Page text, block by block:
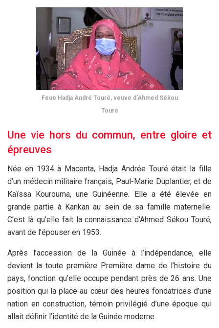
Feue Hadja André Touré, veuve d’Ahmed Sékou
Touré
Une vie hors du commun, entre gloire et
épreuves
Née en 1934 à Macenta, Hadja Andrée Touré était la fille
d’un médecin militaire français, Paul-Marie Duplantier, et de
Kaïssa Kourouma, une Guinéenne. Elle a été élevée en
grande partie à Kankan au sein de sa famille maternelle.
C’est là qu’elle fait la connaissance d’Ahmed Sékou Touré,
avant de l’épouser en 1953.
Après l’accession de la Guinée à l’indépendance, elle
devient la toute première Première dame de l’histoire du
pays, fonction qu’elle occupe pendant près de 26 ans. Une
position qui la place au cœur des heures fondatrices d’une
nation en construction, témoin privilégié d’une époque qui
allait définir l’identité de la Guinée moderne.